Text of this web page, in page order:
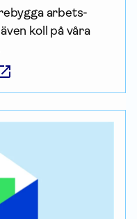
arbets­
koll på våra